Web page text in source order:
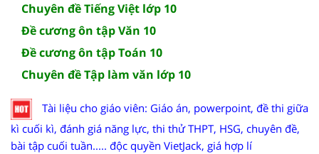
Chuyên đề Tiếng Việt lớp 10
Đề cương ôn tập Văn 10
Đề cương ôn tập Toán 10
Chuyên đề Tập làm văn lớp 10
Tài liệu cho giáo viên: Giáo án, powerpoint, đề thi giữa
kì cuối kì, đánh giá năng lực, thi thử THPT, HSG, chuyên đề,
bài tập cuối tuần..... độc quyền VietJack, giá hợp lí